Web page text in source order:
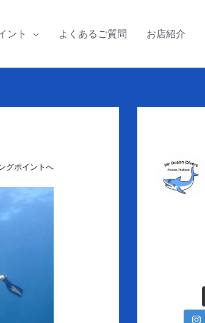
ント よくあるご質問 お店紹介
グポイントへ